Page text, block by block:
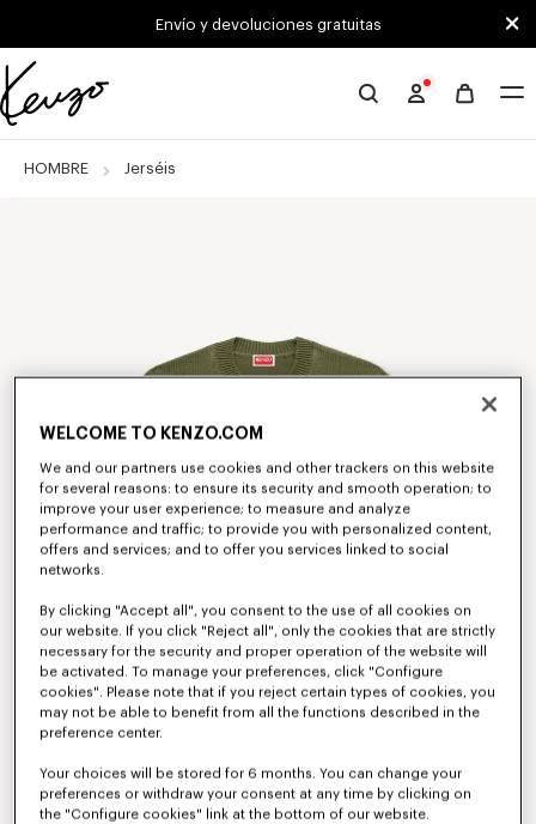
Skip to main content
Skip to footer contentEnvío y devoluciones gratuitas
Página
HOMBRE Jerséis
WELCOME TO KENZO.COM
We and our partners use cookies and other trackers on this website
for several reasons: to ensure its security and smooth operation; to
improve your user experience; to measure and analyze
performance and traffic; to provide you with personalized content,
offers and services; and to offer you services linked to social
networks.
By clicking "Accept all", you consent to the use of all cookies on
our website. If you click "Reject all", only the cookies that are strictly
necessary for the security and proper operation of the website will
be activated. To manage your preferences, click "Configure
cookies". Please note that if you reject certain types of cookies, you
may not be able to benefit from all the functions described in the
preference center.
Your choices will be stored for 6 months. You can change your
preferences or withdraw your consent at any time by clicking on
the "Configure cookies" link at the bottom of our website.